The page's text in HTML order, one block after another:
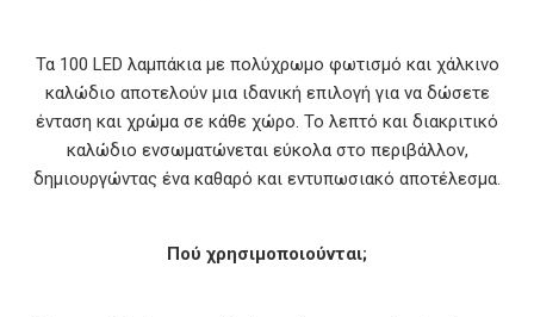
Τα 100 LED λαμπάκια με πολύχρωμο φωτισμό και χάλκινο
καλώδιο αποτελούν μια ιδανική επιλογή για να δώσετε
ένταση και χρώμα σε κάθε χώρο. Το λεπτό και διακριτικό
καλώδιο ενσωματώνεται εύκολα στο περιβάλλον,
δημιουργώντας ένα καθαρό και εντυπωσιακό αποτέλεσμα.
Πού χρησιμοποιούνται;